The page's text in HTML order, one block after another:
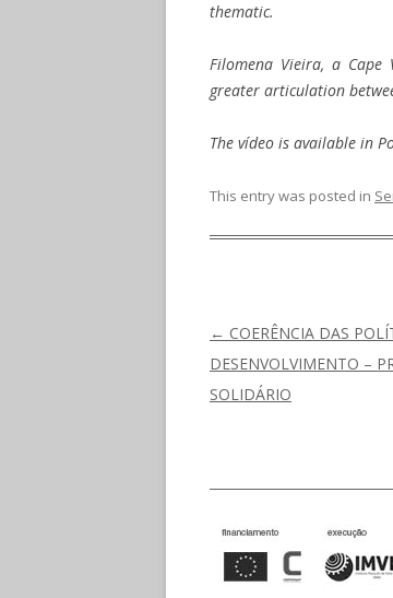
thematic.
Filomena Vieira, a
greater articulation
The vídeo is available in
This entry was posted in
Post navigation
← COERÊNCIA DAS
DESENVOLVIMENTO –
SOLIDÁRIO